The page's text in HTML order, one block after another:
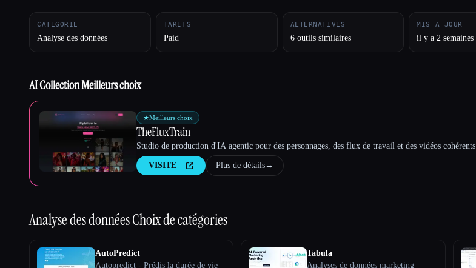
CATÉGORIE
Analyse des données
TARIFS
Paid
ALTERNATIVES
6 outils similaires
MIS À JOUR
il y a 2 semaines
AI Collection Meilleurs choix
★Meilleurs choix
TheFluxTrain
Studio de production d'IA agentic pour des personnages, des flux de travail et des vidéos cohérents
VISITE Plus de détails→
Analyse des donnéesChoix de catégories
AutoPredict
Autopredict - Prédis la durée de vie
Tabula
Analyses de données marketing